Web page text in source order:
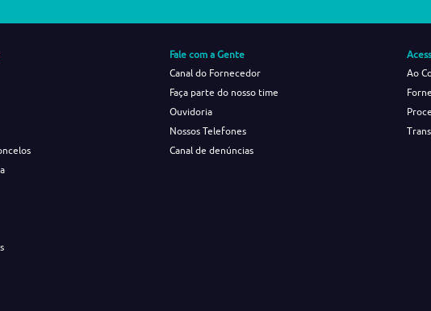
Fale com a Gente
Canal do Fornecedor
Faça parte do nosso time
Ouvidoria
Nossos Telefones
Canal de denúncias
Ao